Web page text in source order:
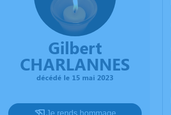
Gilbert
CHARLANNES
décédé le 15 mai 2023
Je rends hommage